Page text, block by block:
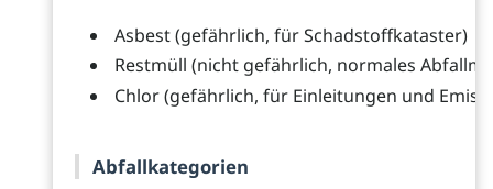
Asbest (gefährlich, für Schadstoffkataster)
Restmüll (nicht gefährlich, normales
Chlor (gefährlich, für Einleitungen und
Abfallkategorien